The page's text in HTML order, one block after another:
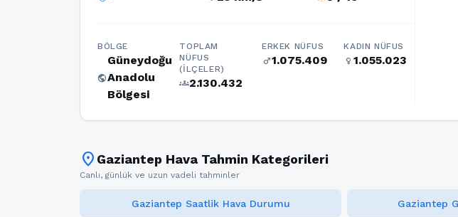
BÖLGE
public
Güneydoğu
Anadolu
Bölgesi
TOPLAM
NÜFUS
(İLÇELER)
groups2.130.432
ERKEK NÜFUS
male1.075.409
KADIN NÜFUS
female1.055.023
location_on Gaziantep Hava Tahmin Kategorileri
Canlı, günlük ve uzun vadeli tahminler
Gaziantep Saatlik Hava Durumu Gaziantep